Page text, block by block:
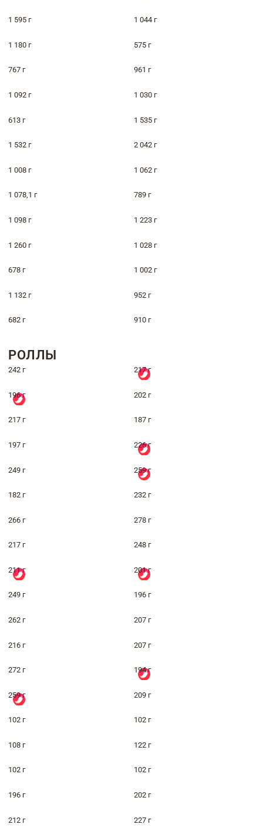
1 595 г 1 044 г
1 180 г 575 г
767 г 961 г
1 092 г 1 030 г
613 г 1 535 г
1 532 г 2 042 г
1 008 г 1 062 г
1 078,1 г 789 г
1 098 г 1 223 г
1 260 г 1 028 г
678 г 1 002 г
1 132 г 952 г
682 г 910 г
РОЛЛЫ
242 г 217 г
196 г 202 г
217 г 187 г
197 г 226 г
249 г 259 г
182 г 232 г
266 г 278 г
217 г 248 г
211 г 201 г
249 г 196 г
262 г 207 г
216 г 207 г
272 г 194 г
259 г 209 г
102 г 102 г
108 г 122 г
102 г 102 г
196 г 202 г
212 г 227 г